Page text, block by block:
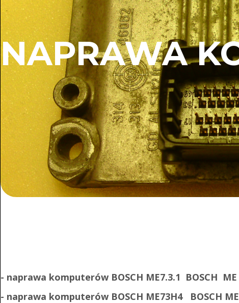
NAPRAWA
- naprawa komputerów BOSCH ME7.3.1 BOSCH ME
- naprawa komputerów BOSCH ME73H4 BOSCH